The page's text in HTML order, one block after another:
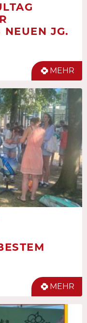
NEUEN JG.
MEHR
MEHR